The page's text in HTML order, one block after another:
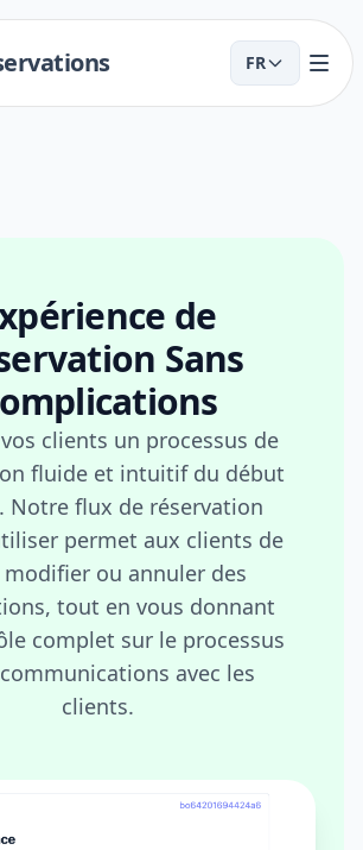
FR
de
Sans
clients un processus de
fluide et intuitif du début
Notre flux de réservation
permet aux clients de
ou annuler des
tout en vous donnant
complet sur le processus
avec les
clients.